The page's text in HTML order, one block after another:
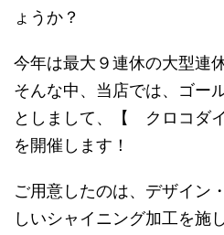
ょうか？
今年は最大９連休の大型連
そんな中、当店では、ゴー
としまして、【 クロコダ
を開催します！
ご用意したのは、デザイン
しいシャイニング加工を施